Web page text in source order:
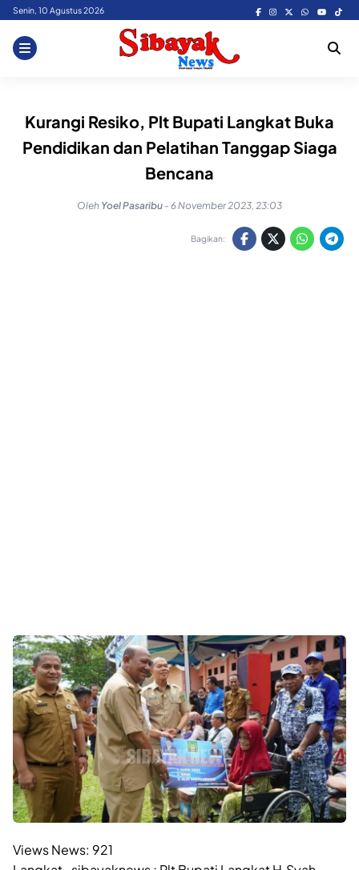
Skip
content
Senin, 10 Agustus 2026
Kurangi Resiko, Plt Bupati Langkat Buka
Pendidikan dan Pelatihan Tanggap Siaga
Bencana
Oleh Yoel Pasaribu - 6 November 2023, 23:03
Bagikan:
Views News: 921